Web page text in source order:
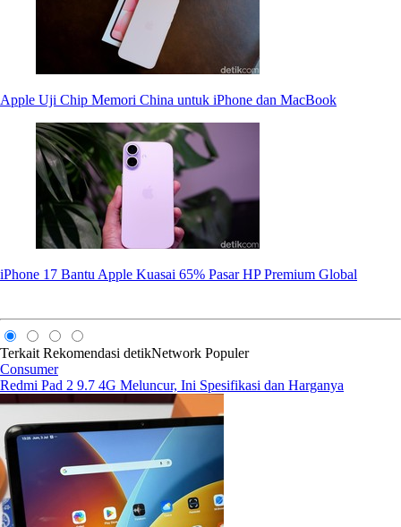
Apple Uji Chip Memori China untuk iPhone dan MacBook
iPhone 17 Bantu Apple Kuasai 65% Pasar HP Premium Global
Terkait Rekomendasi detikNetwork Populer
Consumer
Redmi Pad 2 9.7 4G Meluncur, Ini Spesifikasi dan Harganya